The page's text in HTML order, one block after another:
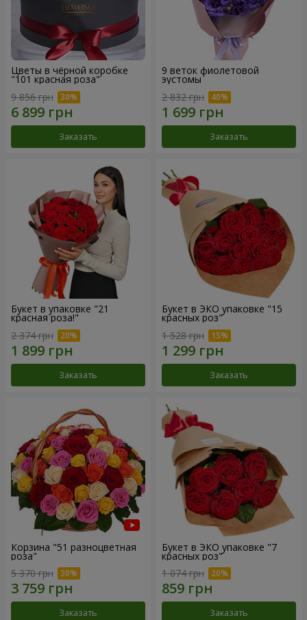
Цветы в чёрной коробке
"101 красная роза"
9 856 грн
Заказать
9 веток фиолетовой
эустомы
2 832 грн
Заказать
Букет в упаковке "21
красная роза!"
2 374 грн
Заказать
Букет в ЭКО упаковке "15
красных роз"
1 528 грн
Заказать
Корзина "51 разноцветная
роза"
5 370 грн
Заказать
Букет в ЭКО упаковке "7
красных роз"
1 074 грн
Заказать